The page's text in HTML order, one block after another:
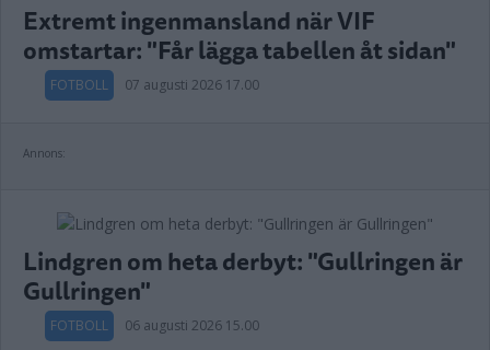
Extremt ingenmansland när VIF
omstartar: "Får lägga tabellen åt sidan"
FOTBOLL 07 augusti 2026 17.00
Annons:
Lindgren om heta derbyt: "Gullringen är
Gullringen"
FOTBOLL 06 augusti 2026 15.00